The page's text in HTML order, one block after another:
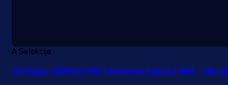
A Selekcija
Gledajte UŽIVO/LIVE utakmicu baraža BiH -